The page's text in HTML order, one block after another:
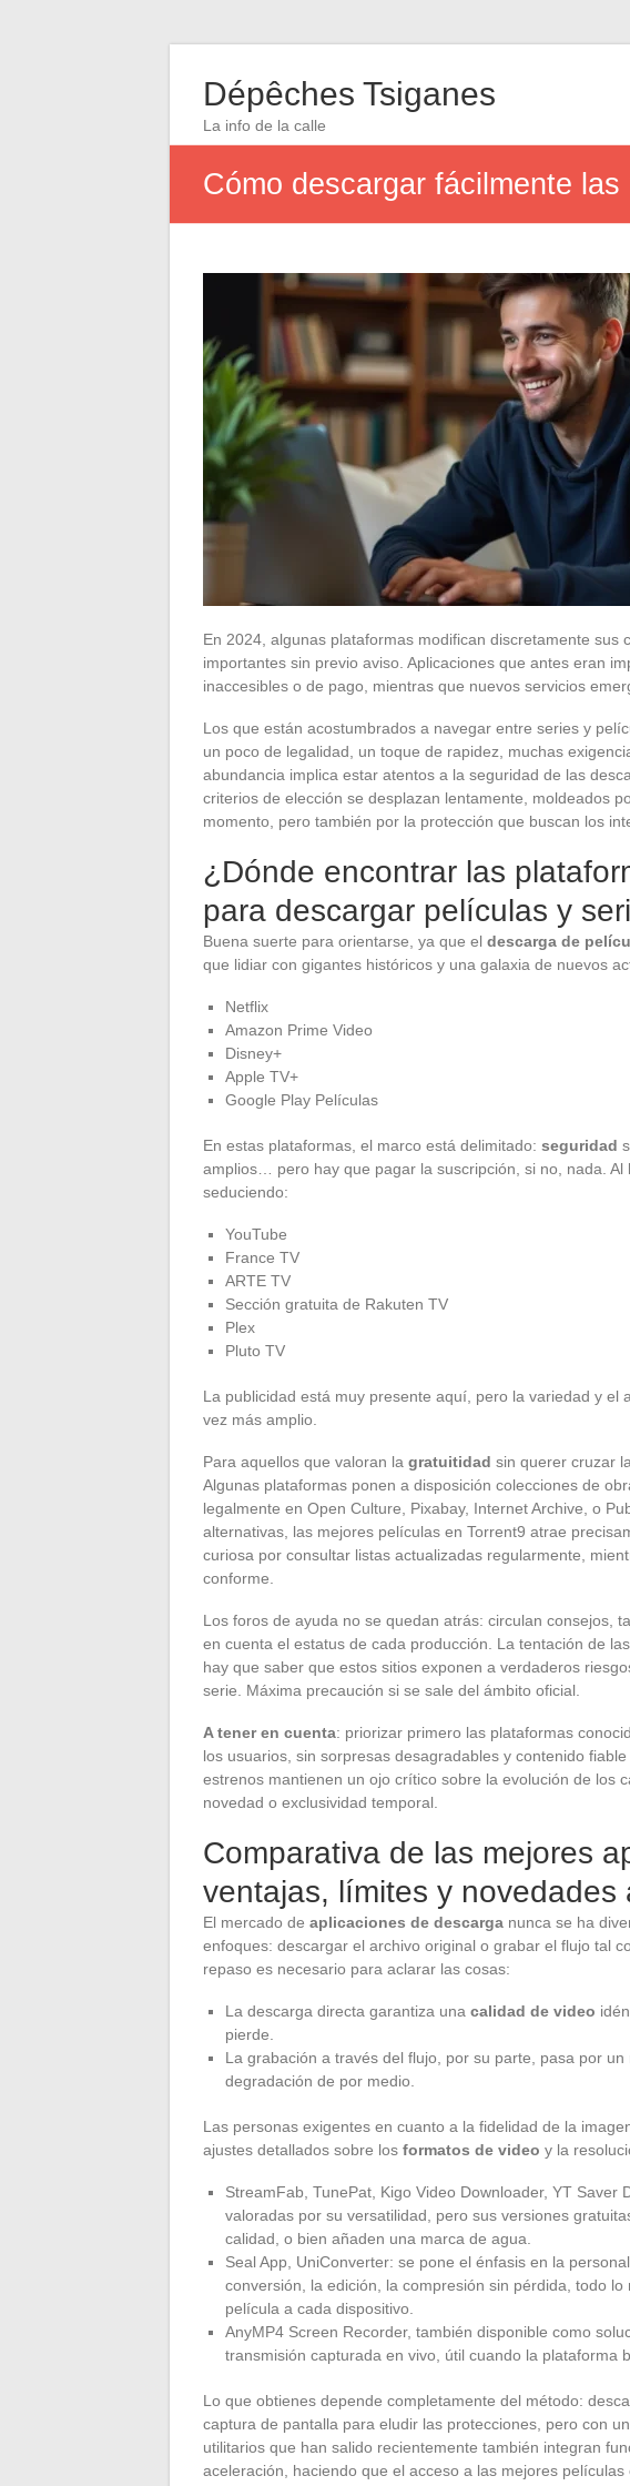
Dépêches Tsiganes
La info de la calle
Cómo descargar fácilmente
En 2024, algunas plataformas modifican discretamente sus
importantes sin previo aviso. Aplicaciones que antes eran
inaccesibles o de pago, mientras que nuevos servicios
Los que están acostumbrados a navegar entre series y
un poco de legalidad, un toque de rapidez, muchas
abundancia implica estar atentos a la seguridad de las
criterios de elección se desplazan lentamente, moldeados
momento, pero también por la protección que buscan los
¿Dónde encontrar las
para descargar películas y
Buena suerte para orientarse, ya que el descarga de
que lidiar con gigantes históricos y una galaxia de nuevos
Netflix
Amazon Prime Video
Disney+
Apple TV+
Google Play Películas
En estas plataformas, el marco está delimitado: seguridad
amplios… pero hay que pagar la suscripción, si no, nada. Al
seduciendo:
YouTube
France TV
ARTE TV
Sección gratuita de Rakuten TV
Plex
Pluto TV
La publicidad está muy presente aquí, pero la variedad y el
vez más amplio.
Para aquellos que valoran la gratuitidad sin querer cruzar
Algunas plataformas ponen a disposición colecciones de
legalmente en Open Culture, Pixabay, Internet Archive, o
alternativas, las mejores películas en Torrent9 atrae
curiosa por consultar listas actualizadas regularmente,
conforme.
Los foros de ayuda no se quedan atrás: circulan consejos,
en cuenta el estatus de cada producción. La tentación de
hay que saber que estos sitios exponen a verdaderos
serie. Máxima precaución si se sale del ámbito oficial.
A tener en cuenta: priorizar primero las plataformas
los usuarios, sin sorpresas desagradables y contenido
estrenos mantienen un ojo crítico sobre la evolución de los
novedad o exclusividad temporal.
Comparativa de las mejores
ventajas, límites y novedades
El mercado de aplicaciones de descarga nunca se ha
enfoques: descargar el archivo original o grabar el flujo tal
repaso es necesario para aclarar las cosas:
La descarga directa garantiza una calidad de video
pierde.
La grabación a través del flujo, por su parte, pasa por
degradación de por medio.
Las personas exigentes en cuanto a la fidelidad de la
ajustes detallados sobre los formatos de video y la
StreamFab, TunePat, Kigo Video Downloader, YT
valoradas por su versatilidad, pero sus versiones
calidad, o bien añaden una marca de agua.
Seal App, UniConverter: se pone el énfasis en la
conversión, la edición, la compresión sin pérdida, todo
película a cada dispositivo.
AnyMP4 Screen Recorder, también disponible como
transmisión capturada en vivo, útil cuando la plataforma
Lo que obtienes depende completamente del método:
captura de pantalla para eludir las protecciones, pero con
utilitarios que han salido recientemente también integran
aceleración, haciendo que el acceso a las mejores